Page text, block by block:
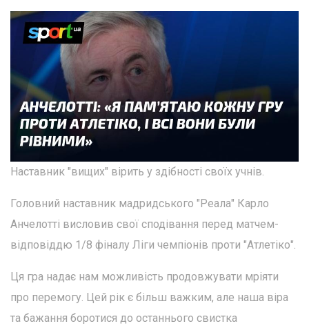
Наставник "вищих" вірить у здібності своїх учнів.
Головний наставник мадридського "Реала" Карло
Анчелотті висловив свої сподівання перед матчем-
відповіддю 1/8 фіналу Ліги чемпіонів проти "Атлетіко".
Ця гра надає нам можливість продовжувати мріяти
про перемогу. Цей рік є більш важким, але наша віра
та бажання боротися до останнього свистка